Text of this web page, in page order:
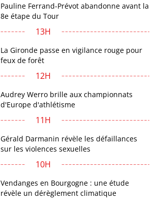
Pauline Ferrand-Prévot abandonne avant la
8e étape du Tour
13H
La Gironde passe en vigilance rouge pour
feux de forêt
12H
Audrey Werro brille aux championnats
d'Europe d'athlétisme
11H
Gérald Darmanin révèle les défaillances
sur les violences sexuelles
10H
Vendanges en Bourgogne : une étude
révèle un dérèglement climatique